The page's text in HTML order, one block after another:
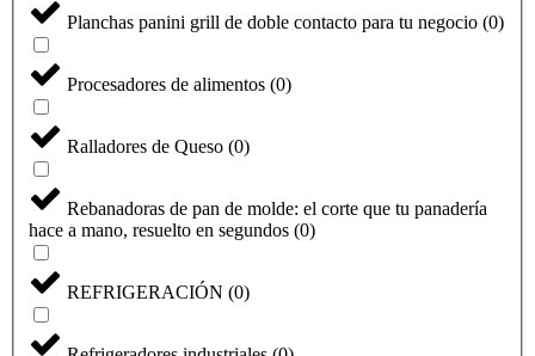
Planchas panini grill de doble contacto para tu negocio (0)
Procesadores de alimentos (0)
Ralladores de Queso (0)
Rebanadoras de pan de molde: el corte que tu panadería
hace a mano, resuelto en segundos (0)
REFRIGERACIÓN (0)
¿Cómo calificarías tu experiencia?
Seleccione
una
opción
de
1
a
5
No fue buena